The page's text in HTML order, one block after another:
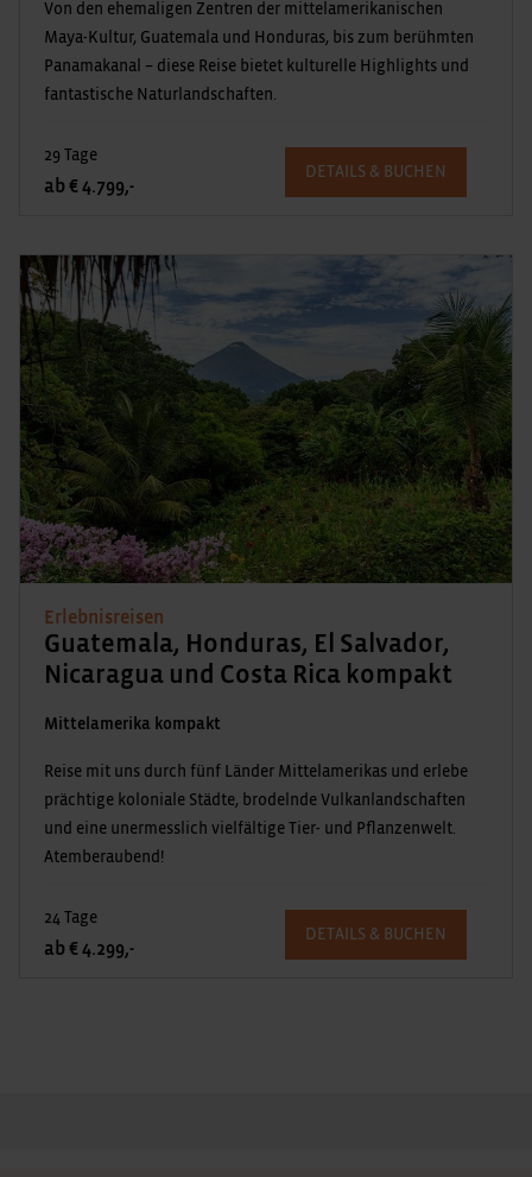
Von den ehemaligen Zentren der mittelamerikanischen
Maya-Kultur, Guatemala und Honduras, bis zum berühmten
Panamakanal – diese Reise bietet kulturelle Highlights und
fantastische Naturlandschaften.
29 Tage
ab € 4.799,-
DETAILS & BUCHEN
Erlebnisreisen
Guatemala, Honduras, El Salvador,
Nicaragua und Costa Rica kompakt
Mittelamerika kompakt
Reise mit uns durch fünf Länder Mittelamerikas und erlebe
prächtige koloniale Städte, brodelnde Vulkanlandschaften
und eine unermesslich vielfältige Tier- und Pflanzenwelt.
Atemberaubend!
24 Tage
ab € 4.299,-
DETAILS & BUCHEN